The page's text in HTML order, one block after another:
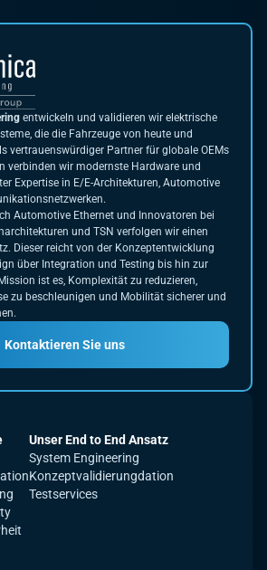
entwickeln und validieren wir elektrische
die die Fahrzeuge von heute und
vertrauenswürdiger Partner für globale OEMs
verbinden wir modernste Hardware und
Expertise in E/E-Architekturen, Automotive
Automotive Ethernet und Innovatoren bei
und TSN verfolgen wir einen
Dieser reicht von der Konzeptentwicklung
über Integration und Testing bis hin zur
ist es, Komplexität zu reduzieren,
zu beschleunigen und Mobilität sicherer und
Kontaktieren Sie uns
Unser End to End Ansatz
System Engineering
Konzeptvalidierungdation
Testservices